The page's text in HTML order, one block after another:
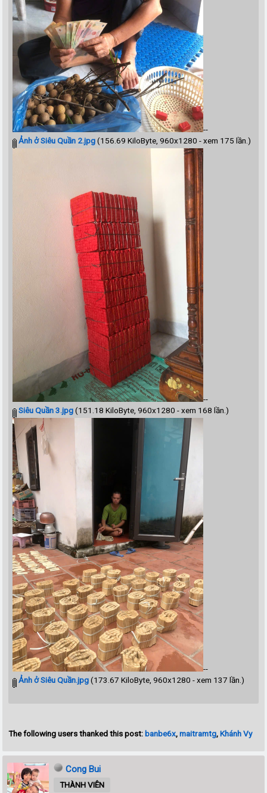
--
Ảnh ở Siêu Quần 2.jpg(156.69 KiloByte, 960x1280 - xem 175 lần.)
--
Siêu Quần 3.jpg(151.18 KiloByte, 960x1280 - xem 168 lần.)
--
Ảnh ở Siêu Quần.jpg(173.67 KiloByte, 960x1280 - xem 137 lần.)
The following users thanked this post: banbe6x,maitramtg,Khánh Vy
Cong Bui
THÀNH VIÊN